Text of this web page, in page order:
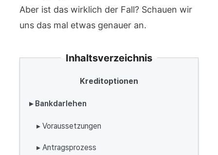
Aber ist das wirklich der Fall? Schauen wir
uns das mal etwas genauer an.
Inhaltsverzeichnis
Kreditoptionen
▸ Bankdarlehen
▸ Voraussetzungen
▸ Antragsprozess